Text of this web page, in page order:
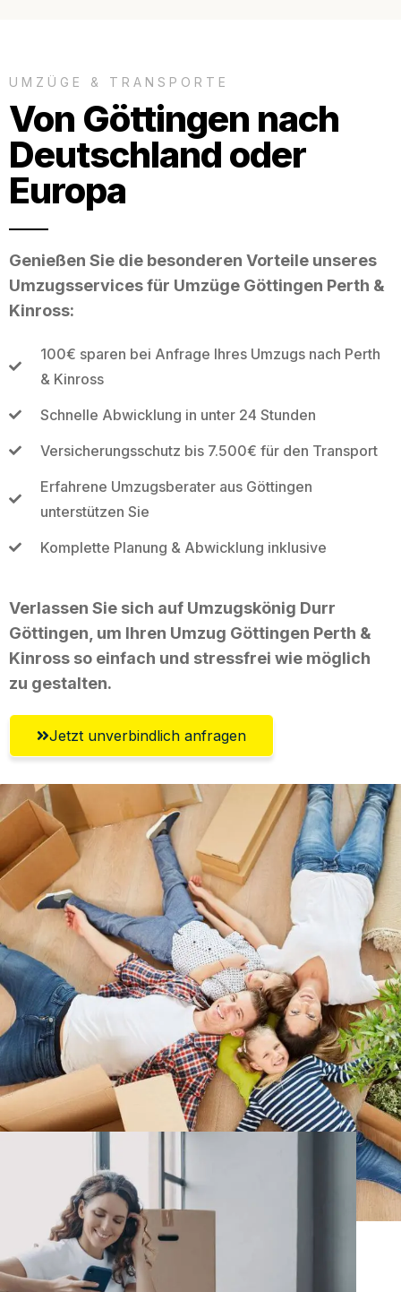
UMZÜGE & TRANSPORTE
Von Göttingen nach
Deutschland oder
Europa
Genießen Sie die besonderen Vorteile unseres
Umzugsservices für Umzüge Göttingen Perth &
Kinross:
100€ sparen bei Anfrage Ihres Umzugs nach Perth
& Kinross
Schnelle Abwicklung in unter 24 Stunden
Versicherungsschutz bis 7.500€ für den Transport
Erfahrene Umzugsberater aus Göttingen
unterstützen Sie
Komplette Planung & Abwicklung inklusive
Verlassen Sie sich auf Umzugskönig Durr
Göttingen, um Ihren Umzug Göttingen Perth &
Kinross so einfach und stressfrei wie möglich
zu gestalten.
Jetzt unverbindlich anfragen